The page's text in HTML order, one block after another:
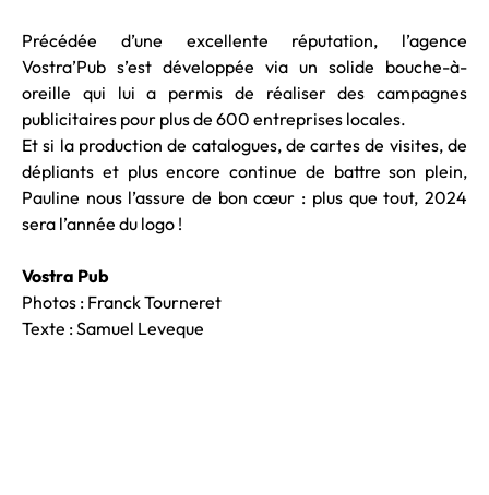
Précédée d’une excellente réputation, l’agence
Vostra’Pub s’est développée via un solide bouche-à-
oreille qui lui a permis de réaliser des campagnes
publicitaires pour plus de 600 entreprises locales.
Et si la production de catalogues, de cartes de visites, de
dépliants et plus encore continue de battre son plein,
Pauline nous l’assure de bon cœur : plus que tout, 2024
sera l’année du logo !
Vostra Pub
Photos : Franck Tourneret
Texte : Samuel Leveque